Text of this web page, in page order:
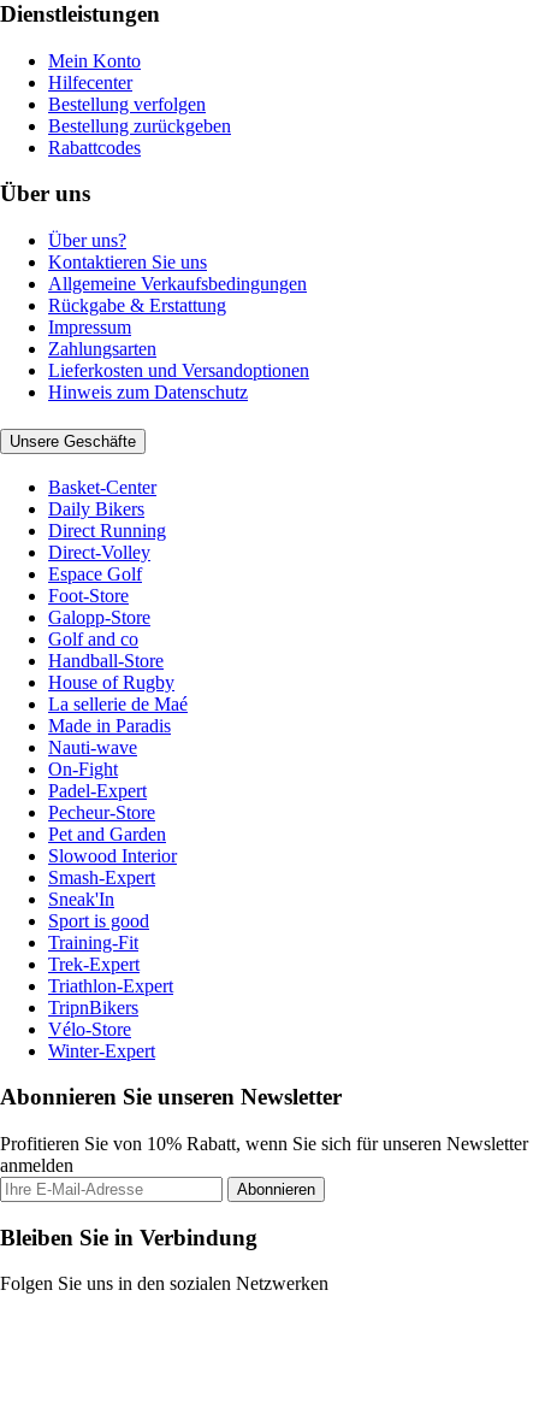
Dienstleistungen
Mein Konto
Hilfecenter
Bestellung verfolgen
Bestellung zurückgeben
Rabattcodes
Über uns
Über uns?
Kontaktieren Sie uns
Allgemeine Verkaufsbedingungen
Rückgabe & Erstattung
Impressum
Zahlungsarten
Lieferkosten und Versandoptionen
Hinweis zum Datenschutz
Unsere Geschäfte
Basket-Center
Daily Bikers
Direct Running
Direct-Volley
Espace Golf
Foot-Store
Galopp-Store
Golf and co
Handball-Store
House of Rugby
La sellerie de Maé
Made in Paradis
Nauti-wave
On-Fight
Padel-Expert
Pecheur-Store
Pet and Garden
Slowood Interior
Smash-Expert
Sneak'In
Sport is good
Training-Fit
Trek-Expert
Triathlon-Expert
TripnBikers
Vélo-Store
Winter-Expert
Abonnieren Sie unseren Newsletter
Profitieren Sie von 10% Rabatt, wenn Sie sich für unseren Newsletter
anmelden
Abonnieren
Bleiben Sie in Verbindung
Folgen Sie uns in den sozialen Netzwerken